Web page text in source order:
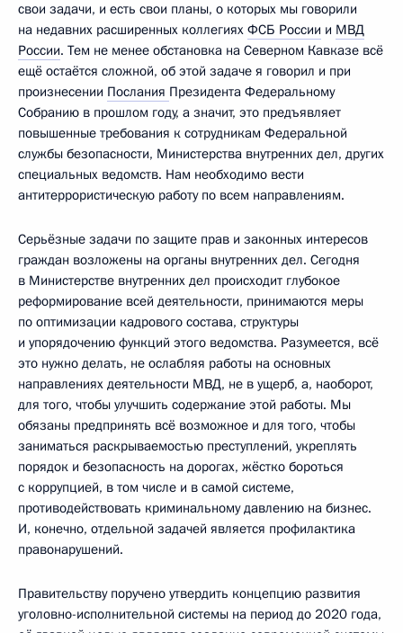
свои задачи, и есть свои планы, о которых мы говорили
на недавних расширенных коллегиях ФСБ России и МВД
России. Тем не менее обстановка на Северном Кавказе всё
ещё остаётся сложной, об этой задаче я говорил и при
произнесении Послания Президента Федеральному
Собранию в прошлом году, а значит, это предъявляет
повышенные требования к сотрудникам Федеральной
службы безопасности, Министерства внутренних дел, других
специальных ведомств. Нам необходимо вести
антитеррористическую работу по всем направлениям.
Серьёзные задачи по защите прав и законных интересов
граждан возложены на органы внутренних дел. Сегодня
в Министерстве внутренних дел происходит глубокое
реформирование всей деятельности, принимаются меры
по оптимизации кадрового состава, структуры
и упорядочению функций этого ведомства. Разумеется, всё
это нужно делать, не ослабляя работы на основных
направлениях деятельности МВД, не в ущерб, а, наоборот,
для того, чтобы улучшить содержание этой работы. Мы
обязаны предпринять всё возможное и для того, чтобы
заниматься раскрываемостью преступлений, укреплять
порядок и безопасность на дорогах, жёстко бороться
с коррупцией, в том числе и в самой системе,
противодействовать криминальному давлению на бизнес.
И, конечно, отдельной задачей является профилактика
правонарушений.
Правительству поручено утвердить концепцию развития
уголовно-исполнительной системы на период до 2020 года,